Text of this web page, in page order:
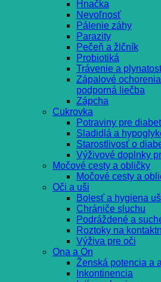
Hnačka
Nevoľnosť
Pálenie záhy
Parazity
Pečeň a žlčník
Probiotiká
Trávenie a
Zápalové
podporná liečba
Zápcha
Cukrovka
Potraviny pre
Sladidlá a
Starostlivosť o
Výživové doplnky
Močové cesty a obličky
Močové cesty a
Oči a uši
Bolesť a hygiena
Chrániče sluchu
Podráždené a
Roztoky na
Výživa pre oči
Ona a On
Ženská potencia a
Inkontinencia